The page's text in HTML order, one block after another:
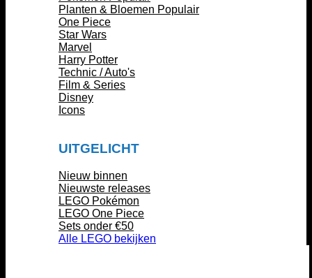
Planten & Bloemen
One Piece
Star Wars
Marvel
Harry Potter
Technic / Auto's
Film & Series
Disney
Icons
UITGELICHT
Nieuw binnen
Nieuwste releases
LEGO Pokémon
LEGO One Piece
Sets onder €50
Alle LEGO bekijken